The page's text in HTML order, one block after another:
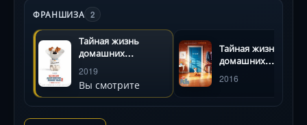
ши-тцу Дейзи ввязываются в опасную авантюру по
спасению тигрёнка из цирка. А шпиц Гиджет, чтобы
вернуть потерянную игрушку Макса, осваивает
искусство перевоплощения... в кошку! Голоса Пэттона
Освальта, Харрисона Форда и Кевина Харта
оживляют эпический хаос, где дружба побеждает
страхи.
ФРАНШИЗА 2
Тайная жизнь
домашних
животных 2
2019
Вы смотрите
Тайная жизнь
домашних
2016